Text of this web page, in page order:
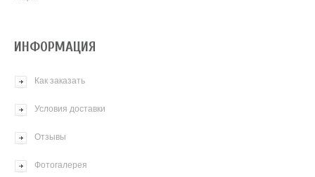
ИНФОРМАЦИЯ
Как заказать
Условия доставки
Отзывы
Фотогалерея